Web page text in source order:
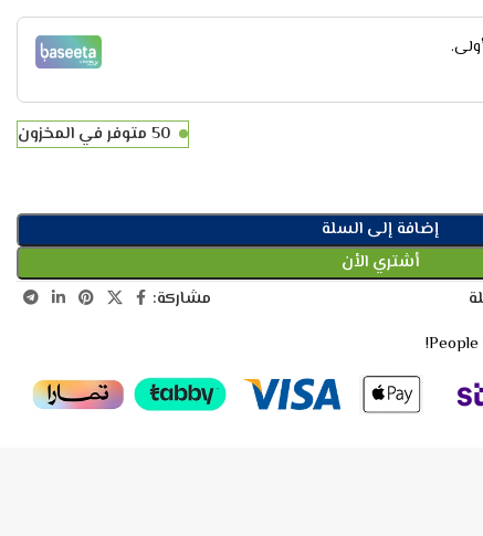
50 متوفر في المخزون
إضافة إلى السلة
أشتري الأن
مشاركة: